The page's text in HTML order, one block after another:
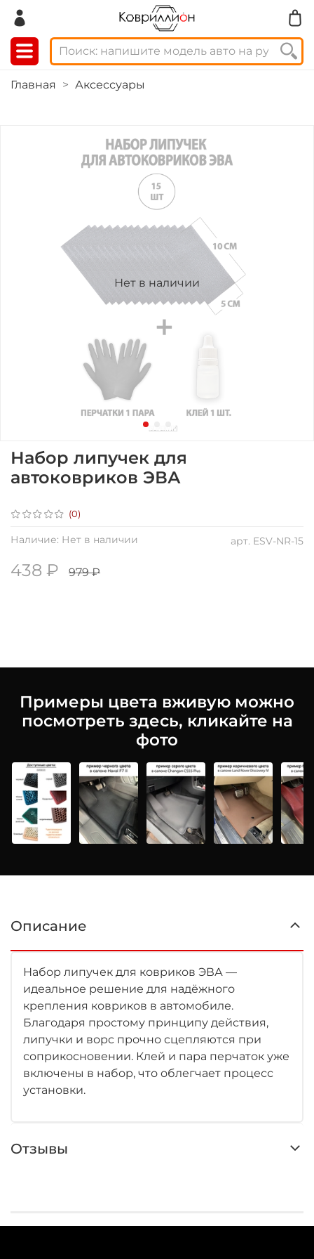
Главная Аксессуары
Нет в наличии
(0)
арт. ESV-NR-15
Наличие: Нет в наличии
Набор липучек для
автоковриков ЭВА
438 ₽ 979 ₽
Примеры цвета вживую можно
посмотреть здесь, кликайте на
фото
Описание
Набор липучек для ковриков ЭВА —
идеальное решение для надёжного
крепления ковриков в автомобиле.
Благодаря простому принципу действия,
липучки и ворс прочно сцепляются при
соприкосновении. Клей и пара перчаток уже
включены в набор, что облегчает процесс
установки.
Отзывы